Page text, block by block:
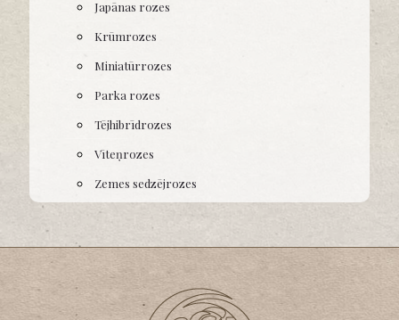
Japānas rozes
Krūmrozes
Miniatūrrozes
Parka rozes
Tējhibrīdrozes
Vīteņrozes
Zemes sedzējrozes